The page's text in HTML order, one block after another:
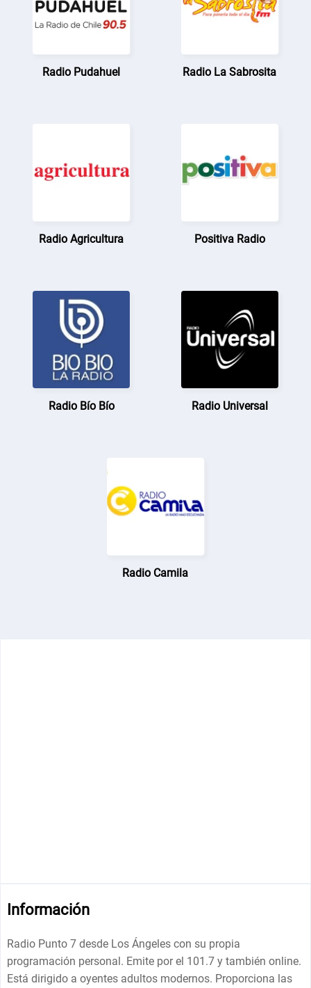
Radio Pudahuel Radio La Sabrosita
Radio Agricultura Positiva Radio
Radio Bío Bío Radio Universal
Radio Camila
Información
Radio Punto 7 desde Los Ángeles con su propia
programación personal. Emite por el 101.7 y también online.
Está dirigido a oyentes adultos modernos. Proporciona las